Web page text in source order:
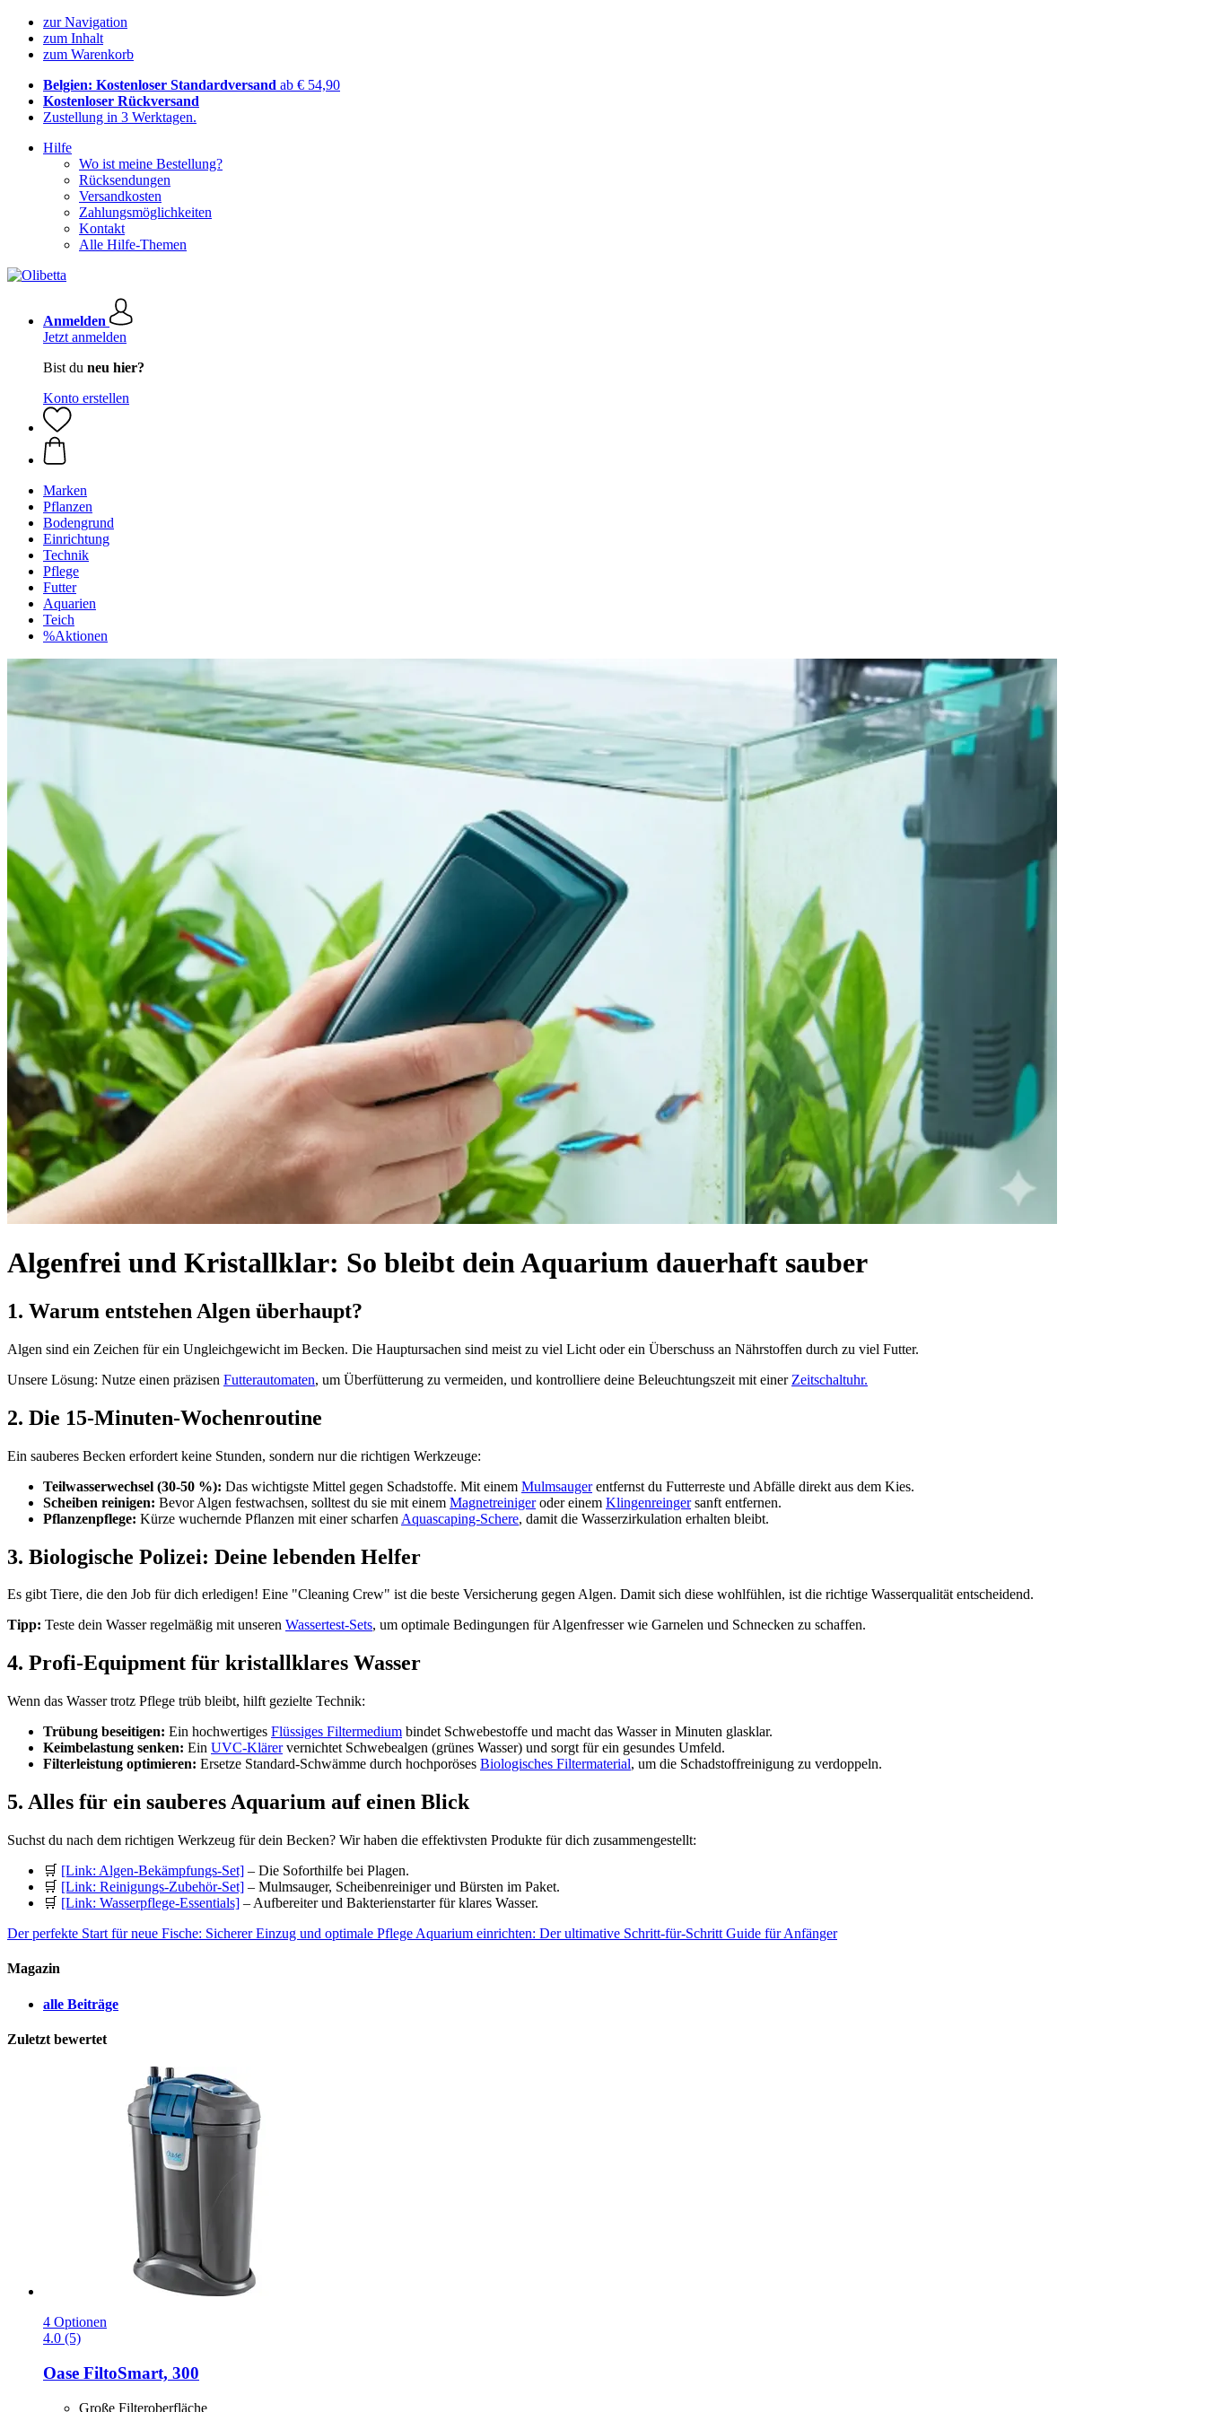
zur Navigation
zum Inhalt
zum Warenkorb
Belgien: Kostenloser Standardversand ab € 54,90
Kostenloser Rückversand
Zustellung in 3 Werktagen.
Hilfe
Wo ist meine Bestellung?
Rücksendungen
Versandkosten
Zahlungsmöglichkeiten
Kontakt
Alle Hilfe-Themen
Anmelden
Jetzt anmelden
Bist du neu hier?
Konto erstellen
Marken
Pflanzen
Bodengrund
Einrichtung
Technik
Pflege
Futter
Aquarien
Teich
%Aktionen
Algenfrei und Kristallklar: So bleibt dein Aquarium dauerhaft sauber
1. Warum entstehen Algen überhaupt?
Algen sind ein Zeichen für ein Ungleichgewicht im Becken. Die Hauptursachen sind meist zu viel Licht oder ein Überschuss an Nährstoffen durch zu viel Futter.
Unsere Lösung: Nutze einen präzisen Futterautomaten, um Überfütterung zu vermeiden, und kontrolliere deine Beleuchtungszeit mit einer Zeitschaltuhr.
2. Die 15-Minuten-Wochenroutine
Ein sauberes Becken erfordert keine Stunden, sondern nur die richtigen Werkzeuge:
Teilwasserwechsel (30-50 %): Das wichtigste Mittel gegen Schadstoffe. Mit einem Mulmsaugerentfernst du Futterreste und Abfälle direkt aus dem Kies.
Scheiben reinigen: Bevor Algen festwachsen, solltest du sie mit einem Magnetreinigeroder einem Klingenreingersanft entfernen.
Pflanzenpflege: Kürze wuchernde Pflanzen mit einer scharfen Aquascaping-Schere, damit die Wasserzirkulation erhalten bleibt.
3. Biologische Polizei: Deine lebenden Helfer
Es gibt Tiere, die den Job für dich erledigen! Eine "Cleaning Crew" ist die beste Versicherung gegen Algen. Damit sich diese wohlfühlen, ist die richtige Wasserqualität entscheidend.
Tipp: Teste dein Wasser regelmäßig mit unseren Wassertest-Sets, um optimale Bedingungen für Algenfresser wie Garnelen und Schnecken zu schaffen.
4. Profi-Equipment für kristallklares Wasser
Wenn das Wasser trotz Pflege trüb bleibt, hilft gezielte Technik:
Trübung beseitigen: Ein hochwertiges Flüssiges Filtermedium bindet Schwebestoffe und macht das Wasser in Minuten glasklar.
Keimbelastung senken: Ein UVC-Klärervernichtet Schwebealgen (grünes Wasser) und sorgt für ein gesundes Umfeld.
Filterleistung optimieren: Ersetze Standard-Schwämme durch hochporöses Biologisches Filtermaterial, um die Schadstoffreinigung zu verdoppeln.
5. Alles für ein sauberes Aquarium auf einen Blick
Suchst du nach dem richtigen Werkzeug für dein Becken? Wir haben die effektivsten Produkte für dich zusammengestellt:
🛒 [Link: Algen-Bekämpfungs-Set] – Die Soforthilfe bei Plagen.
🛒 [Link: Reinigungs-Zubehör-Set] – Mulmsauger, Scheibenreiniger und Bürsten im Paket.
🛒 [Link: Wasserpflege-Essentials] – Aufbereiter und Bakterienstarter für klares Wasser.
Der perfekte Start für neue Fische: Sicherer Einzug und optimale Pflege Aquarium einrichten: Der ultimative Schritt-für-Schritt Guide für Anfänger
Magazin
alle Beiträge
Zuletzt bewertet
4 Optionen
4.0 (5)
Oase FiltoSmart, 300
Große Filteroberfläche